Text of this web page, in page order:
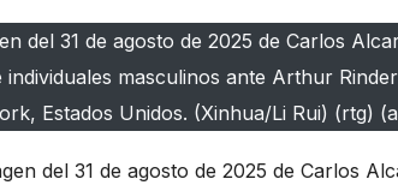
del 31 de agosto de 2025 de Carlos
masculinos ante Arthur
Estados Unidos. (Xinhua/Li Rui) (rtg)
del 31 de agosto de 2025 de Carlos